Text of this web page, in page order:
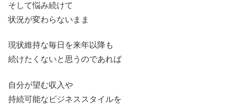
そして悩み続けて
状況が変わらないまま
現状維持な毎日を来年以降も
続けたくないと思うのであれば
自分が望む収入や
持続可能なビジネススタイルを